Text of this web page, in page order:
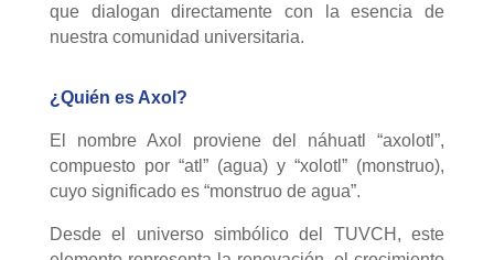
que dialogan directamente con la esencia de
nuestra comunidad universitaria.
¿Quién es Axol?
El nombre Axol proviene del náhuatl “axolotl”,
compuesto por “atl” (agua) y “xolotl” (monstruo),
cuyo significado es “monstruo de agua”.
Desde el universo simbólico del TUVCH, este